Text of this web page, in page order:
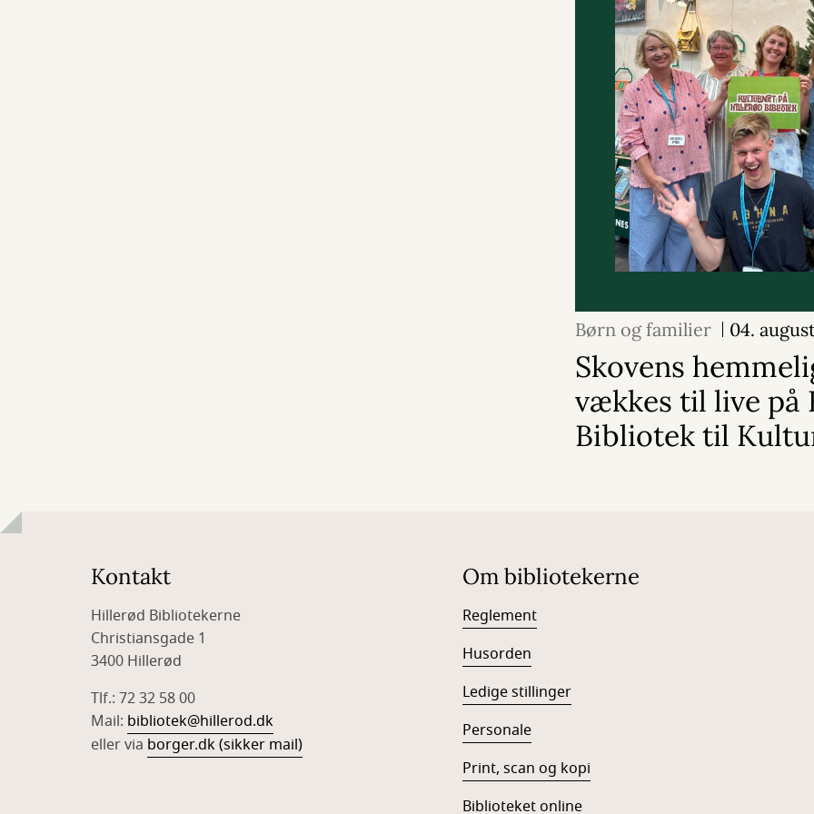
Børn og familier 04.
Skovens
vækkes til live på
Bibliotek til
Kontakt
Hillerød Bibliotekerne
Christiansgade 1
3400 Hillerød
Tlf.: 72 32 58 00
Mail: bibliotek@hillerod.dk
eller via borger.dk (sikker mail)
Om bibliotekerne
Reglement
Husorden
Ledige stillinger
Personale
Print, scan og kopi
Biblioteket online